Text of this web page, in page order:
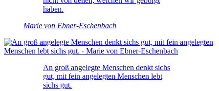
haben.
Marie von Ebner-Eschenbach
An groß angelegte Menschen denkt sichs
gut, mit fein angelegten Menschen lebt
sichs gut.